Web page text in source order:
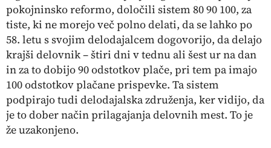
pokojninsko reformo, določili sistem 80 90 100, za
tiste, ki ne morejo več polno delati, da se lahko po
58. letu s svojim delodajalcem dogovorijo, da delajo
krajši delovnik – štiri dni v tednu ali šest ur na dan
in za to dobijo 90 odstotkov plače, pri tem pa imajo
100 odstotkov plačane prispevke. Ta sistem
podpirajo tudi delodajalska združenja, ker vidijo, da
je to dober način prilagajanja delovnih mest. To je
že uzakonjeno.